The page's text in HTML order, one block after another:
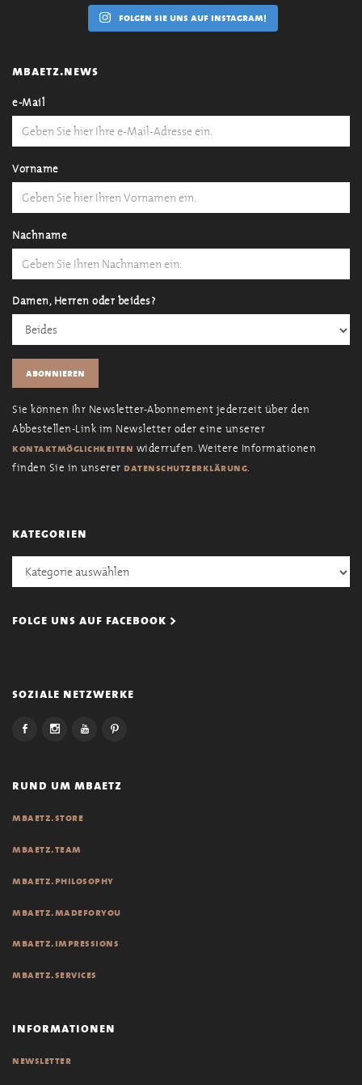
folgen sie uns auf instagram!
mbaetz.news
e-Mail
Vorname
Nachname
Damen, Herren oder beides?
Sie können Ihr Newsletter-Abonnement jederzeit über den
Abbestellen-Link im Newsletter oder eine unserer
kontaktmöglichkeiten widerrufen. Weitere Informationen
finden Sie in unserer datenschutzerklärung.
kategorien
Kategorien
folge uns auf facebook >
soziale netzwerke
rund um mbaetz
mbaetz.store
mbaetz.team
mbaetz.philosophy
mbaetz.madeforyou
mbaetz.impressions
mbaetz.services
informationen
newsletter